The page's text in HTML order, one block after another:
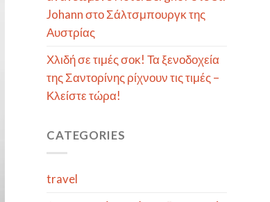
Johann στο Σάλτσμπουργκ της
Αυστρίας
Χλιδή σε τιμές σοκ! Τα ξενοδοχεία
της Σαντορίνης ρίχνουν τις τιμές –
Κλείστε τώρα!
CATEGORIES
travel